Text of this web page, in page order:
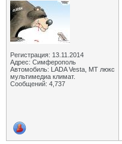
Регистрация: 13.11.2014
Адрес: Симферополь
Автомобиль: LADA Vesta, МТ люкс
мультимедиа климат.
Сообщений: 4,737